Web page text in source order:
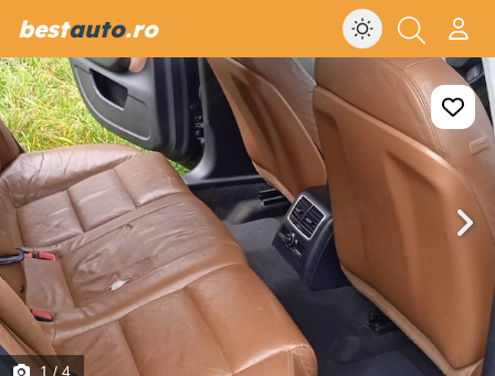
bestauto.ro
1/ 4